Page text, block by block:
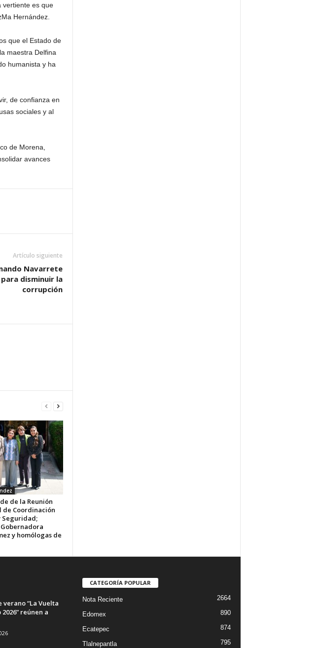
vertiente es que
Hernández.
que el Estado de
maestra Delfina
humanista y ha
de confianza en
sociales y al
de Morena,
avances
Artículo siguiente
Navarrete
disminuir la
corrupción
de la Reunión
de Coordinación
Seguridad;
y homólogas de
verano “La Vuelta
reúnen a
CATEGORÍA POPULAR
Nota Reciente 2664
Edomex 890
Ecatepec 874
Tlalnepantla 795